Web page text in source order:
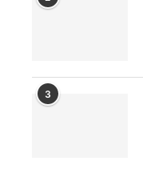
3